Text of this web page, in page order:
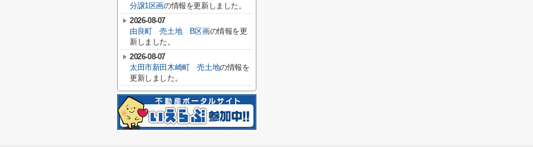
分譲1区画の情報を更新しました。
2026-08-07
由良町 売土地 B区画の情報を更
新しました。
2026-08-07
太田市新田木崎町 売土地の情報を
更新しました。